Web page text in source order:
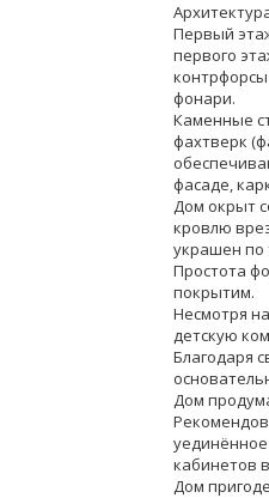
Первый
первого
фонари.
Каменные
фахтверк
фасаде,
Дом окрыт
кровлю
украшен по
Простота
покрытим.
Несмотря
детскую
Благодаря
Дом
кабинетов
Дом